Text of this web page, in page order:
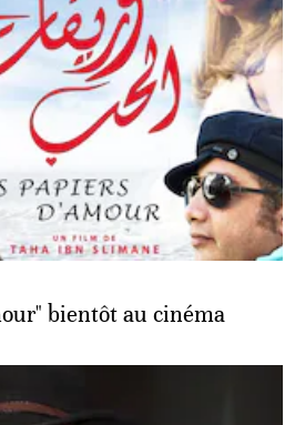
bientôt au cinéma